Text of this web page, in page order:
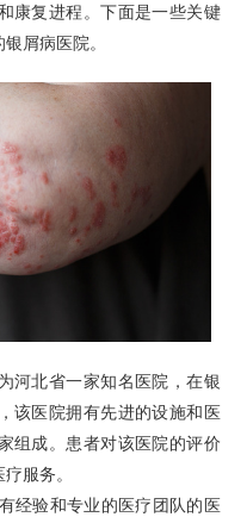
康复进程。下面是一些关键
屑病医院。
北省一家知名医院，在银
该医院拥有先进的设施和医
组成。患者对该医院的评价
服务。
验和专业的医疗团队的医